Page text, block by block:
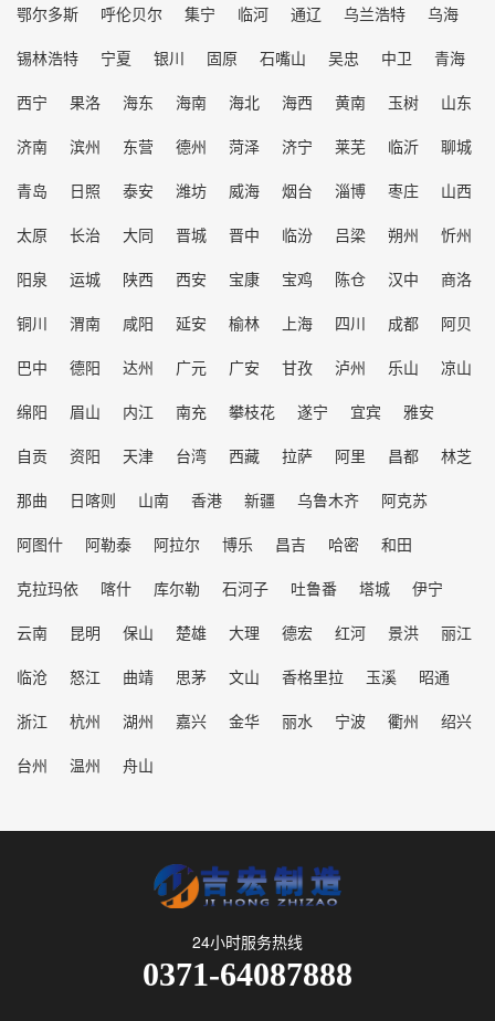
鄂尔多斯
呼伦贝尔 集宁 临河 通辽 乌兰浩特
乌海
锡林浩特
宁夏 银川 固原 石嘴山 吴忠 中卫
青海
西宁
果洛 海东 海南 海北 海西 黄南 玉树
山东
济南
滨州 东营 德州 菏泽 济宁 莱芜 临沂
聊城
青岛
日照 泰安 潍坊 威海 烟台 淄博 枣庄
山西
太原
长治 大同 晋城 晋中 临汾 吕梁 朔州
忻州
阳泉
运城 陕西 西安 宝康 宝鸡 陈仓 汉中
商洛
铜川
渭南 咸阳 延安 榆林 上海 四川 成都
阿贝
巴中
德阳 达州 广元 广安 甘孜 泸州 乐山
凉山
绵阳
眉山 内江 南充 攀枝花 遂宁 宜宾
雅安
自贡
资阳 天津 台湾 西藏 拉萨 阿里 昌都
林芝
那曲
日喀则 山南 香港 新疆 乌鲁木齐
阿克苏
阿图什
阿勒泰 阿拉尔 博乐 昌吉 哈密
和田
克拉玛依
喀什 库尔勒 石河子 吐鲁番 塔城
伊宁
云南
昆明 保山 楚雄 大理 德宏 红河 景洪
丽江
临沧
怒江 曲靖 思茅 文山 香格里拉 玉溪
昭通
浙江
杭州 湖州 嘉兴 金华 丽水 宁波 衢州
绍兴
台州
温州 舟山
24小时服务热线
0371-64087888